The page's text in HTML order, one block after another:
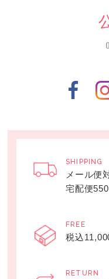
SHIPPING
メール便
宅配便
FREE
税込
RETURN